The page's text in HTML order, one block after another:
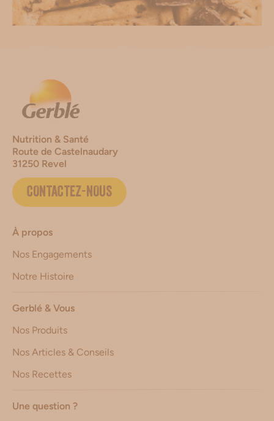
Nutrition & Santé
Route de Castelnaudary
31250 Revel
CONTACTEZ-NOUS
À propos
Nos Engagements
Notre Histoire
Gerblé & Vous
Nos Produits
Nos Articles & Conseils
Nos Recettes
Une question ?